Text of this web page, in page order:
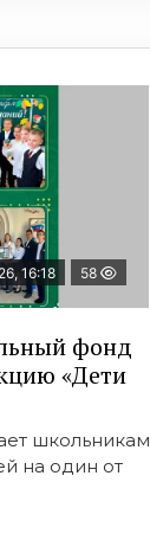
16:18 58
фонд
«Дети
школьникам
на один от